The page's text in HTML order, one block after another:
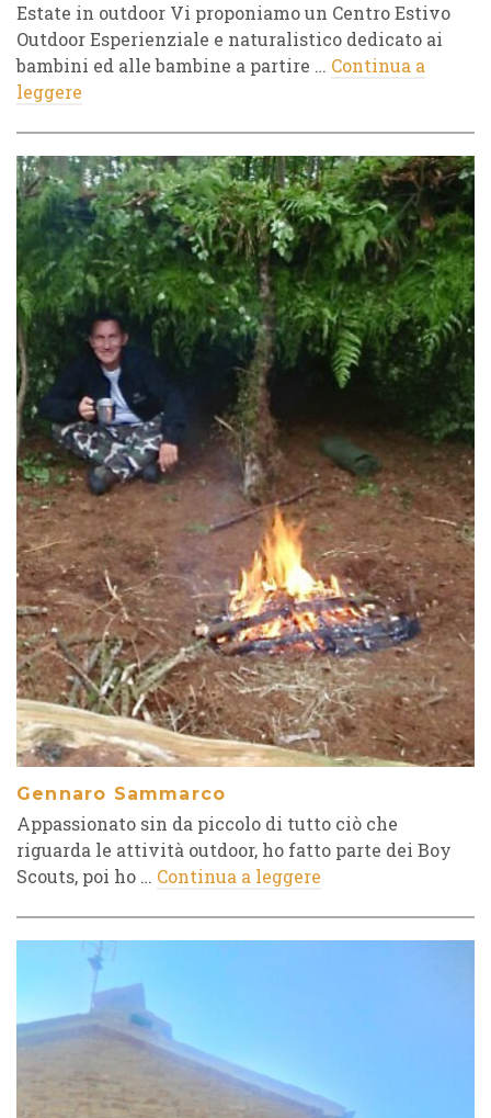
Estate in outdoor Vi proponiamo un Centro Estivo
Outdoor Esperienziale e naturalistico dedicato ai
bambini ed alle bambine a partire … Continua a
leggere
Gennaro Sammarco
Appassionato sin da piccolo di tutto ciò che
riguarda le attività outdoor, ho fatto parte dei Boy
Scouts, poi ho … Continua a leggere